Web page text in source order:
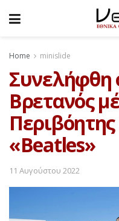
Home minislide
Συνελήφθη
Βρετανός
«Beatles»
11 Αυγούστου 2022